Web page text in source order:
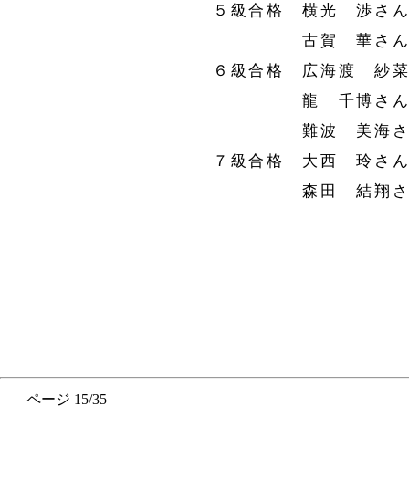
５級合格 横光 渉さん(
古賀 華さん(
６級合格 広海渡 紗菜
龍 千博さん(
難波 美海さん(
７級合格 大西 玲さん
森田 結翔さん(小
ページ 15/35